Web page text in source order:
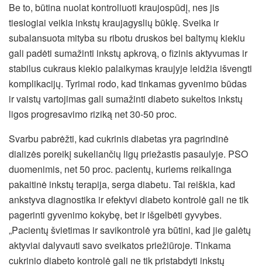
Be to, būtina nuolat kontroliuoti kraujospūdį, nes jis
tiesiogiai veikia inkstų kraujagyslių būklę. Sveika ir
subalansuota mityba su ribotu druskos bei baltymų kiekiu
gali padėti sumažinti inkstų apkrovą, o fizinis aktyvumas ir
stabilus cukraus kiekio palaikymas kraujyje leidžia išvengti
komplikacijų. Tyrimai rodo, kad tinkamas gyvenimo būdas
ir vaistų vartojimas gali sumažinti diabeto sukeltos inkstų
ligos progresavimo riziką net 30-50 proc.
Svarbu pabrėžti, kad cukrinis diabetas yra pagrindinė
dializės poreikį sukeliančių ligų priežastis pasaulyje. PSO
duomenimis, net 50 proc. pacientų, kuriems reikalinga
pakaitinė inkstų terapija, serga diabetu. Tai reiškia, kad
ankstyva diagnostika ir efektyvi diabeto kontrolė gali ne tik
pagerinti gyvenimo kokybę, bet ir išgelbėti gyvybes.
„Pacientų švietimas ir savikontrolė yra būtini, kad jie galėtų
aktyviai dalyvauti savo sveikatos priežiūroje. Tinkama
cukrinio diabeto kontrolė gali ne tik pristabdyti inkstų